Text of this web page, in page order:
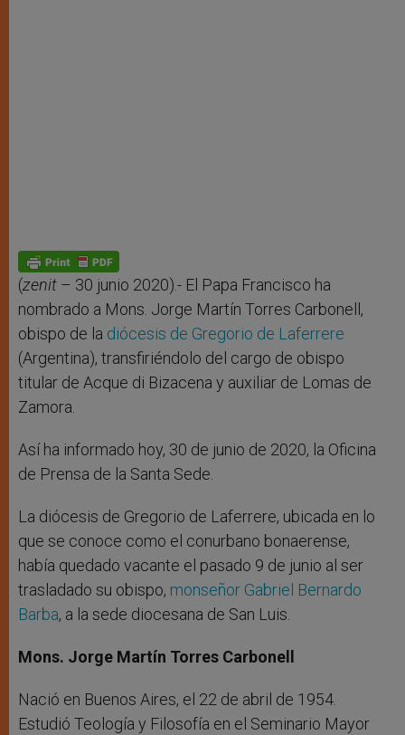
(zenit – 30 junio 2020).- El Papa Francisco ha
nombrado a Mons. Jorge Martín Torres Carbonell,
obispo de la diócesis de Gregorio de Laferrere
(Argentina), transfiriéndolo del cargo de obispo
titular de Acque di Bizacena y auxiliar de Lomas de
Zamora.
Así ha informado hoy, 30 de junio de 2020, la Oficina
de Prensa de la Santa Sede.
La diócesis de Gregorio de Laferrere, ubicada en lo
que se conoce como el conurbano bonaerense,
había quedado vacante el pasado 9 de junio al ser
trasladado su obispo, monseñor Gabriel Bernardo
Barba, a la sede diocesana de San Luis.
Mons. Jorge Martín Torres Carbonell
Nació en Buenos Aires, el 22 de abril de 1954.
Estudió Teología y Filosofía en el Seminario Mayor